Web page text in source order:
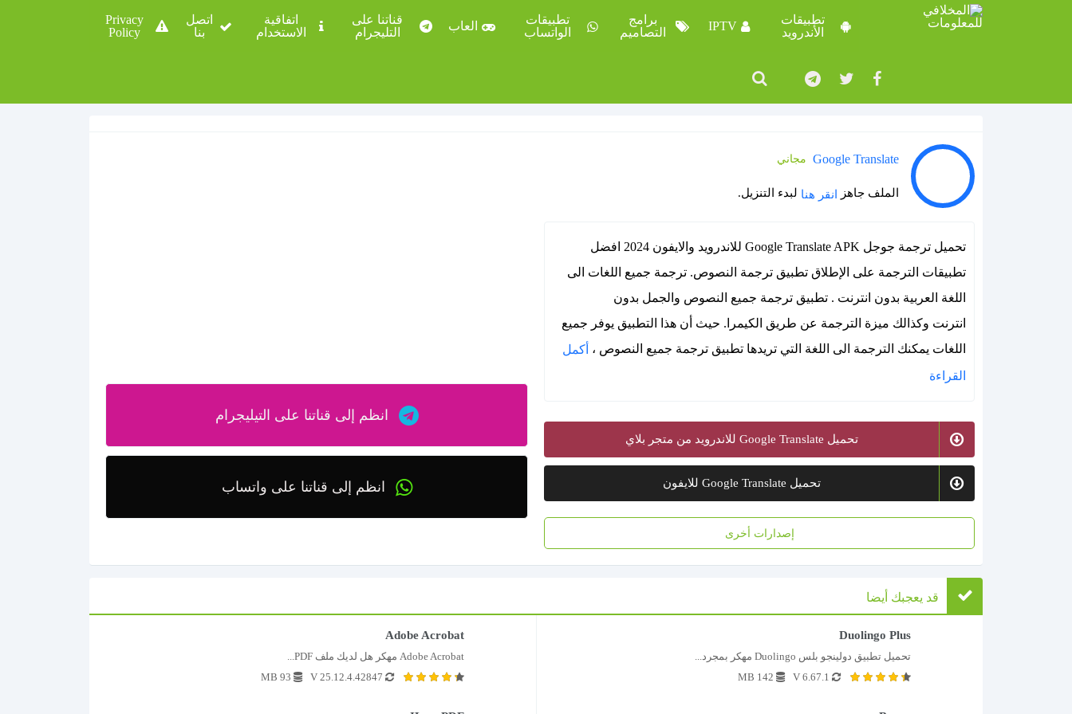
تطبيقات
الأندرويد
IPTV
برامج
التصاميم
تطبيقات
الواتساب
العاب
قناتنا على
التليجرام
اتفاقية
الاستخدام
اتصل
بنا
Privacy
Policy
Google Translate مجاني
الملف جاهز انقر هنا لبدء التنزيل.
تحميل ترجمة جوجل Google Translate APK للاندرويد والايفون 2024 افضل
تطبيقات الترجمة على الإطلاق تطبيق ترجمة النصوص. ترجمة جميع اللغات الى
اللغة العربية بدون انترنت . تطبيق ترجمة جميع النصوص والجمل بدون
انترنت وكذالك ميزة الترجمة عن طريق الكيمرا. حيث أن هذا التطبيق يوفر جميع
اللغات يمكنك الترجمة الى اللغة التي تريدها تطبيق ترجمة جميع النصوص ، أكمل
القراءة
تحميل Google Translate للاندرويد من متجر بلاي
تحميل Google Translate للايفون
إصدارات أخرى
انظم إلى قناتنا على التيليجرام
انظم إلى قناتنا على واتساب
قد يعجبك أيضا
Duolingo Plus
تحميل تطبيق دولينجو بلس Duolingo مهكر بمجرد...
V 6.67.1
142 MB
Adobe Acrobat
Adobe Acrobat مهكر هل لديك ملف PDF...
V 25.12.4.42847
93 MB